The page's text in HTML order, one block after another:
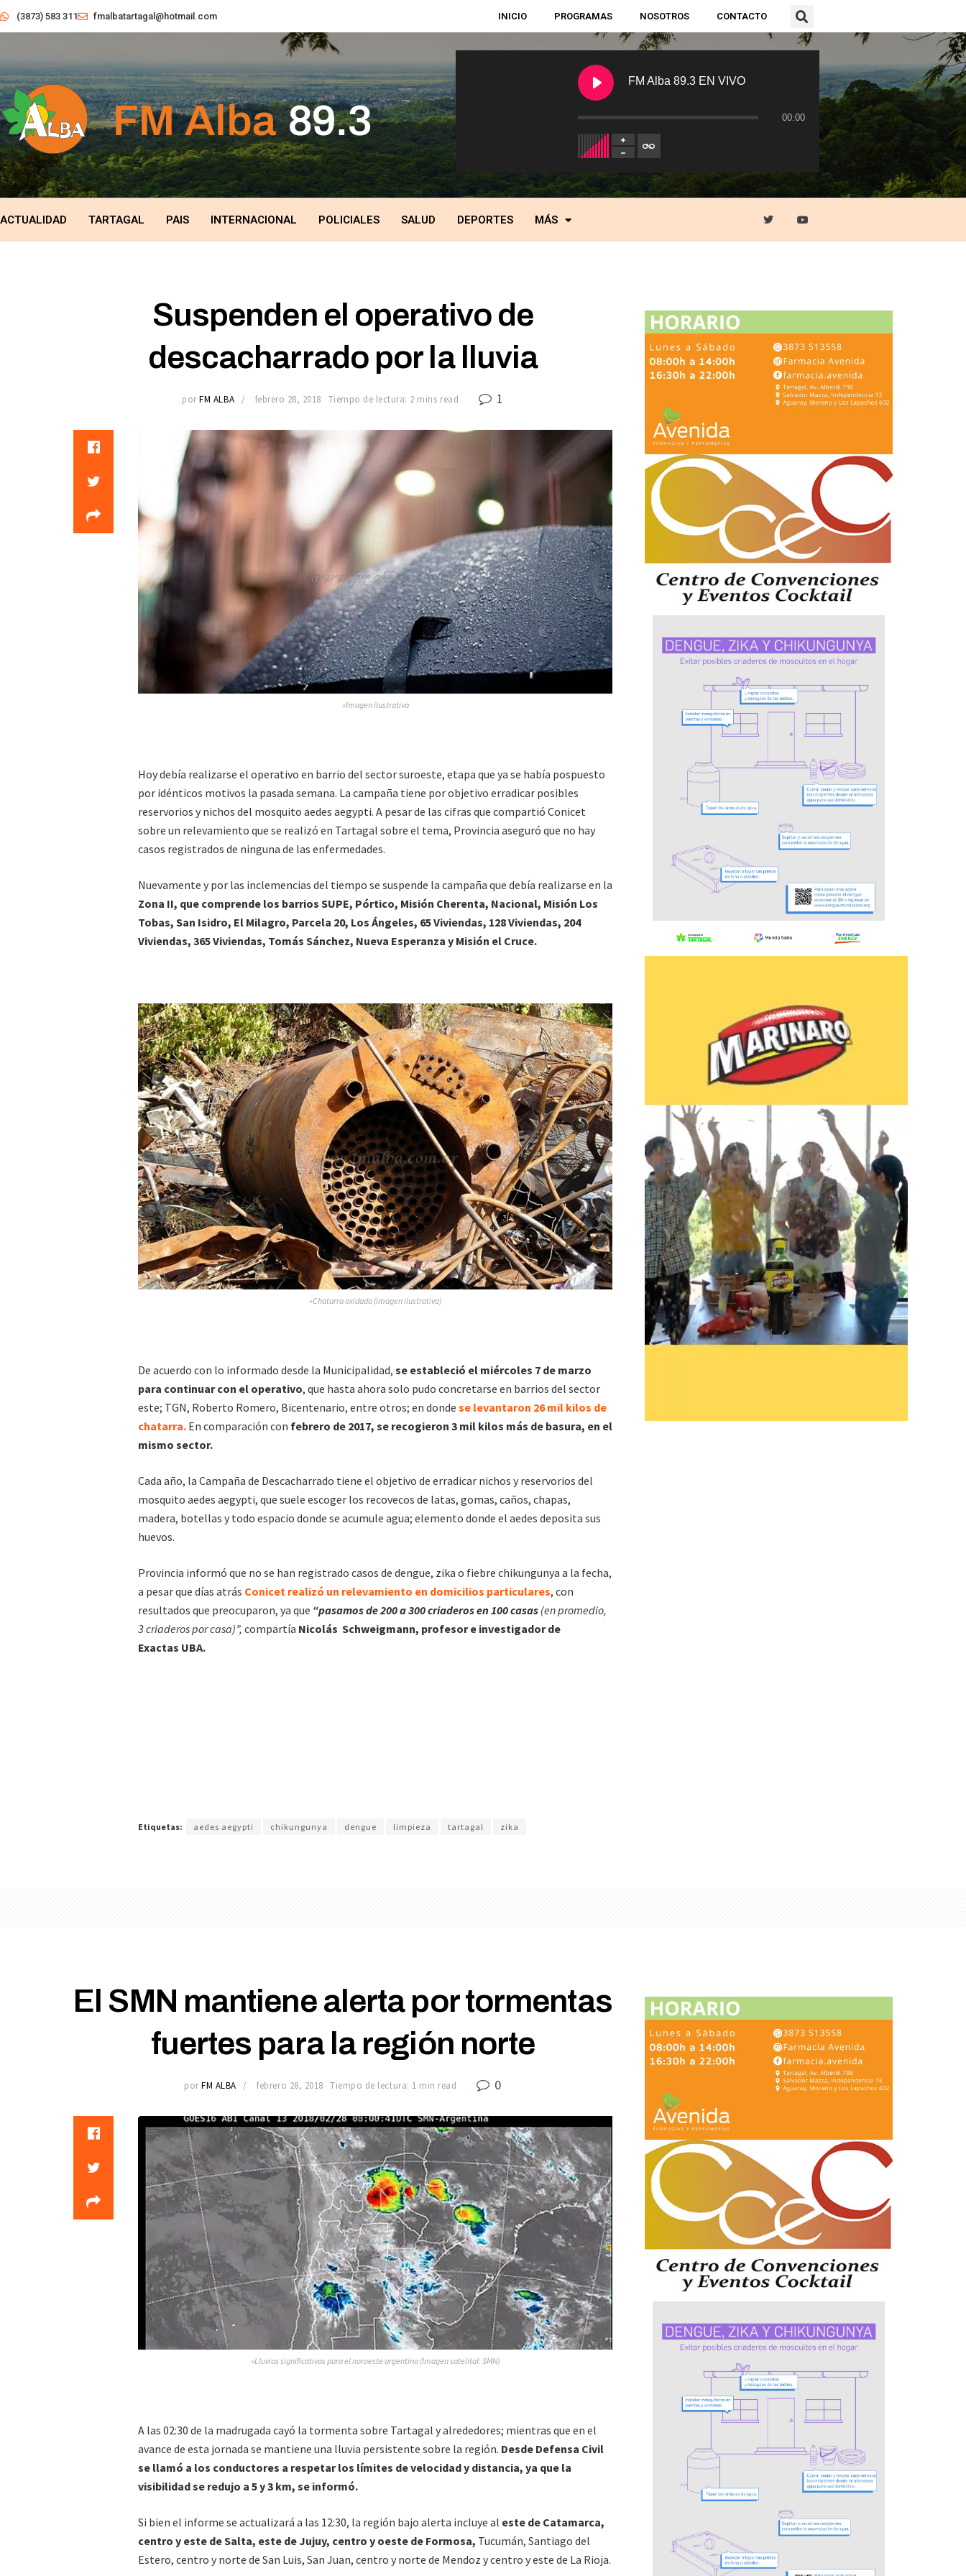
(3873) 583 311 fmalbatartagal@hotmail.com INICIO PROGRAMAS NOSOTROS CONTACTO
FM Alba 89.3 EN VIVO
00:00
ACTUALIDAD TARTAGAL PAIS INTERNACIONAL POLICIALES SALUD DEPORTES MÁS
Suspenden el operativo de
descacharrado por la lluvia
por FM ALBA febrero 28, 2018 Tiempo de lectura: 2 mins read 1
»Imagen ilustrativa
Hoy debía realizarse el operativo en barrio del sector suroeste, etapa que ya se había pospuesto
por idénticos motivos la pasada semana. La campaña tiene por objetivo erradicar posibles
reservorios y nichos del mosquito aedes aegypti. A pesar de las cifras que compartió Conicet
sobre un relevamiento que se realizó en Tartagal sobre el tema, Provincia aseguró que no hay
casos registrados de ninguna de las enfermedades.
Nuevamente y por las inclemencias del tiempo se suspende la campaña que debía realizarse en la
Zona II, que comprende los barrios SUPE, Pórtico, Misión Cherenta, Nacional, Misión Los
Tobas, San Isidro, El Milagro, Parcela 20, Los Ángeles, 65 Viviendas, 128 Viviendas, 204
Viviendas, 365 Viviendas, Tomás Sánchez, Nueva Esperanza y Misión el Cruce.
»Chatarra oxidada (imagen ilustrativa)
De acuerdo con lo informado desde la Municipalidad, se estableció el miércoles 7 de marzo
para continuar con el operativo, que hasta ahora solo pudo concretarse en barrios del sector
este; TGN, Roberto Romero, Bicentenario, entre otros; en donde se levantaron 26 mil kilos de
chatarra. En comparación con febrero de 2017, se recogieron 3 mil kilos más de basura, en el
mismo sector.
Cada año, la Campaña de Descacharrado tiene el objetivo de erradicar nichos y reservorios del
mosquito aedes aegypti, que suele escoger los recovecos de latas, gomas, caños, chapas,
madera, botellas y todo espacio donde se acumule agua; elemento donde el aedes deposita sus
huevos.
Provincia informó que no se han registrado casos de dengue, zika o fiebre chikungunya a la fecha,
a pesar que días atrás Conicet realizó un relevamiento en domicilios particulares, con
resultados que preocuparon, ya que “pasamos de 200 a 300 criaderos en 100 casas (en promedio,
3 criaderos por casa)”, compartía Nicolás Schweigmann, profesor e investigador de
Exactas UBA.
Etiquetas: aedes aegypti chikungunya dengue limpieza tartagal zika
El SMN mantiene alerta por tormentas
fuertes para la región norte
por FM ALBA febrero 28, 2018 Tiempo de lectura: 1 min read 0
»Lluvias significativas para el noroeste argentino (Imagen satelital: SMN)
A las 02:30 de la madrugada cayó la tormenta sobre Tartagal y alrededores; mientras que en el
avance de esta jornada se mantiene una lluvia persistente sobre la región. Desde Defensa Civil
se llamó a los conductores a respetar los límites de velocidad y distancia, ya que la
visibilidad se redujo a 5 y 3 km, se informó.
Si bien el informe se actualizará a las 12:30, la región bajo alerta incluye al este de Catamarca,
centro y este de Salta, este de Jujuy, centro y oeste de Formosa, Tucumán, Santiago del
Estero, centro y norte de San Luis, San Juan, centro y norte de Mendoz y centro y este de La Rioja.